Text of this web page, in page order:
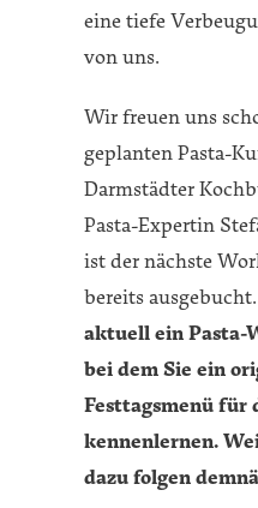
eine tiefe
von uns.
Wir freuen uns
geplanten Pasta-
Darmstädter
Pasta-Expertin
ist der nächste
bereits ausgebucht.
aktuell ein Pasta-
bei dem Sie ein
Festtagsmenü für
kennenlernen.
dazu folgen